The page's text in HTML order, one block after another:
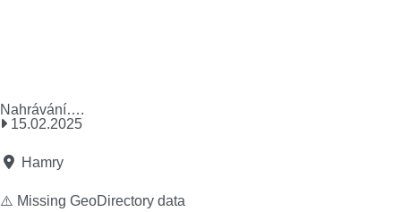
Nahrávání….
15.02.2025
Hamry
⚠️ Missing GeoDirectory data